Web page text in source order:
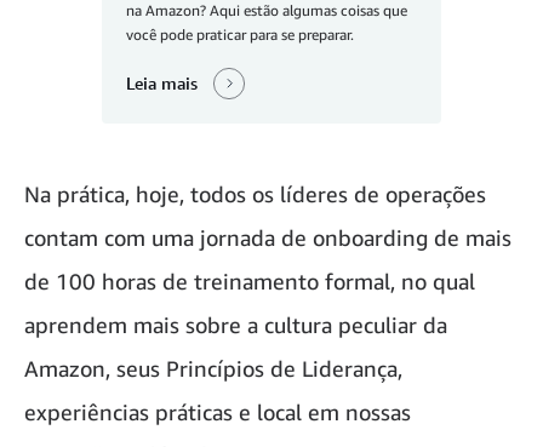
na Amazon? Aqui estão algumas coisas que
você pode praticar para se preparar.
Leia mais
Na prática, hoje, todos os líderes de operações
contam com uma jornada de onboarding de mais
de 100 horas de treinamento formal, no qual
aprendem mais sobre a cultura peculiar da
Amazon, seus Princípios de Liderança,
experiências práticas e local em nossas